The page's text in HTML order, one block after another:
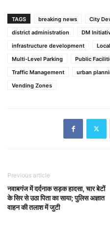
TAGS breaking news
City
district administration
DM
infrastructure development
Multi-Level Parking
Public
Traffic Management
urban
Vending Zones
Previous article
नवाबगंज में दर्दनाक सड़क हादसा, चार बेटों
के सिर से उठा पिता का साया; पुलिस अज्ञात
वाहन की तलाश में जुटी